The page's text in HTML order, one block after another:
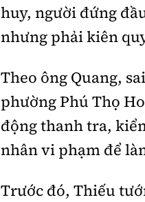
huy, người đứng
nhưng phải kiên
Theo ông Quang,
phường Phú Thọ
động thanh tra,
nhân vi phạm để
Trước đó, Thiếu